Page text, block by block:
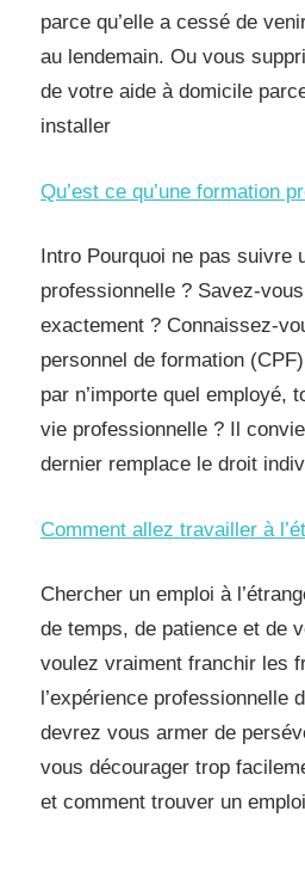
parce qu’elle a cessé de
au lendemain. Ou vous
de votre aide à domicile
installer
Qu’est ce qu’une formation
Intro Pourquoi ne pas suivre
professionnelle ? Savez-
exactement ? Connaissez-
personnel de formation
par n’importe quel employé,
vie professionnelle ? Il
dernier remplace le droit
Comment allez travailler à
Chercher un emploi à
de temps, de patience et de
voulez vraiment franchir les
l’expérience professionnelle
devrez vous armer de
vous décourager trop
et comment trouver un